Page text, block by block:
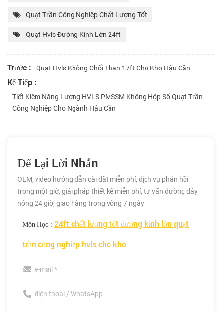
Quạt Trần Công Nghiệp Chất Lượng Tốt
Quạt Hvls Đường Kính Lớn 24ft
Trước : Quạt Hvls Không Chổi Than 17ft Cho Kho Hậu Cần
Kế Tiếp :
Tiết Kiệm Năng Lượng HVLS PMSSM Không Hộp Số Quạt Trần
Công Nghiệp Cho Ngành Hậu Cần
Để Lại Lời Nhắn
OEM, video hướng dẫn cài đặt miễn phí, dịch vụ phản hồi
trong một giờ, giải pháp thiết kế miễn phí, tư vấn đường dây
nóng 24 giờ, giao hàng trong vòng 7 ngày
Môn Học : 24ft chất lượng tốt đường kính lớn quạt
trần công nghiệp hvls cho kho